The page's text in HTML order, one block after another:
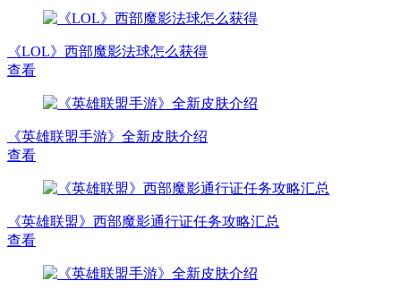
《LOL》西部魔影法球怎么获得
查看
《英雄联盟手游》全新皮肤介绍
查看
《英雄联盟》西部魔影通行证任务攻略汇总
查看